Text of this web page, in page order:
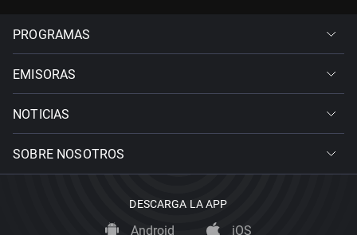
PROGRAMAS
EMISORAS
NOTICIAS
SOBRE NOSOTROS
DESCARGA LA APP
Android iOS